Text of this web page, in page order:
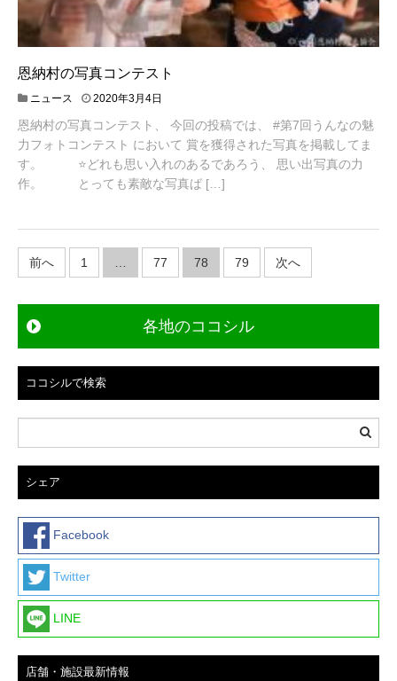
恩納村の写真コンテスト
ニュース 2020年3月4日
0
年
3
月
恩納村の写真コンテスト、 今回の投稿では、 #第7回うんなの魅
力フォトコンテスト において 賞を獲得された写真を掲載してま
す。 ⭐️どれも思い入れのあるであろう、 思い出写真の力
作。 とっても素敵な写真ば […]
投
稿
ナ
ビ
ゲ
ー
シ
ョ
ン
前へ 1 77 78 79 次へ
各地のココシル
ココシルで検索
シェア
Facebook
Twitter
LINE
店舗・施設最新情報